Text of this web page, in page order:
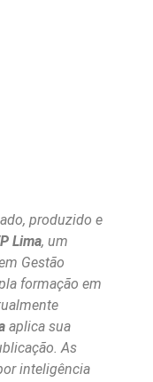
produzido e
Lima, um
Gestão
formação em
aplica sua
As
inteligência